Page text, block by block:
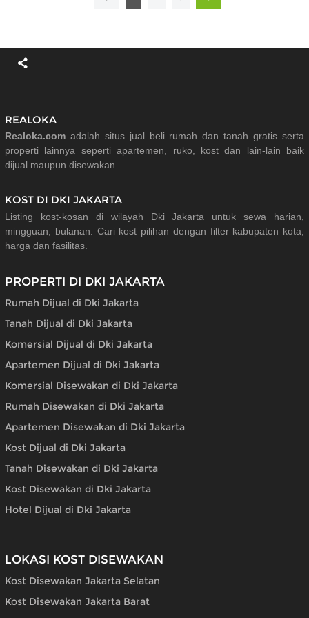
REALOKA
Realoka.com adalah situs jual beli rumah dan tanah gratis serta
properti lainnya seperti apartemen, ruko, kost dan lain-lain baik
dijual maupun disewakan.
KOST DI DKI JAKARTA
Listing kost-kosan di wilayah Dki Jakarta untuk sewa harian,
mingguan, bulanan. Cari kost pilihan dengan filter kabupaten kota,
harga dan fasilitas.
PROPERTI DI DKI JAKARTA
Rumah Dijual di Dki Jakarta
Tanah Dijual di Dki Jakarta
Komersial Dijual di Dki Jakarta
Apartemen Dijual di Dki Jakarta
Komersial Disewakan di Dki Jakarta
Rumah Disewakan di Dki Jakarta
Apartemen Disewakan di Dki Jakarta
Kost Dijual di Dki Jakarta
Tanah Disewakan di Dki Jakarta
Kost Disewakan di Dki Jakarta
Hotel Dijual di Dki Jakarta
LOKASI KOST DISEWAKAN
Kost Disewakan Jakarta Selatan
Kost Disewakan Jakarta Barat